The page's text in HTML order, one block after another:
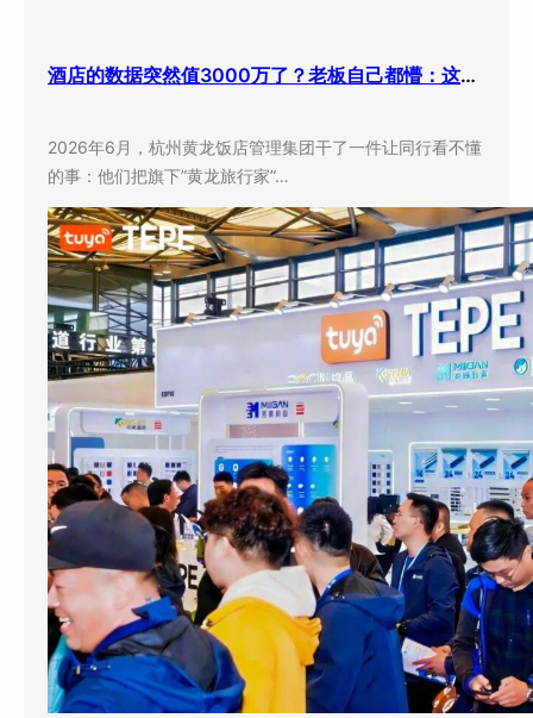
酒店的数据突然值3000万了？老板自己都懵：这玩意儿还能卖钱？
2026年6月，杭州黄龙饭店管理集团干了一件让同行看不懂
的事：他们把旗下”黄龙旅行家”…